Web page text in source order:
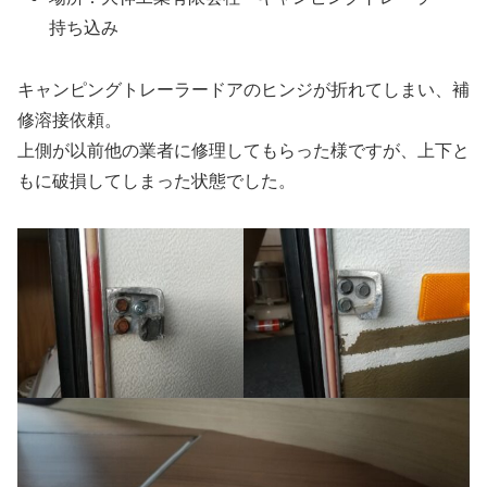
持ち込み
キャンピングトレーラードアのヒンジが折れてしまい、補
修溶接依頼。
上側が以前他の業者に修理してもらった様ですが、上下と
もに破損してしまった状態でした。